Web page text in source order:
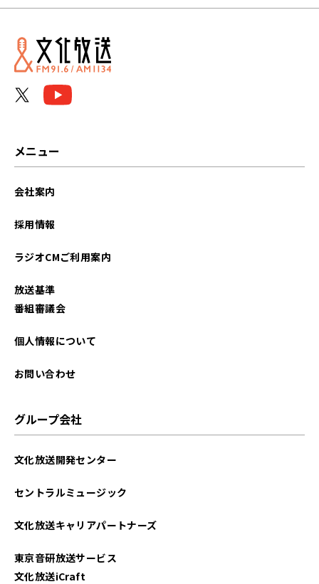
2026年7月
2026年6月
2025年9月
2025年6月
メニュー
会社案内
採用情報
ラジオCMご利用案内
放送基準
番組審議会
個人情報について
お問い合わせ
グループ会社
文化放送開発センター
セントラルミュージック
文化放送キャリアパートナーズ
東京音研放送サービス
文化放送iCraft